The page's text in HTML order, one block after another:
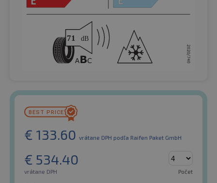
€ 133.60 vrátane DPH podľa Raifen Paket GmbH
€ 534.40
vrátane DPH Počet